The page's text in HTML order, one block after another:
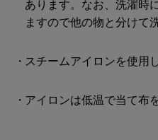
あります。なお、洗濯時
ますので他の物と分けて
スチームアイロンを使用
アイロンは低温で当て布